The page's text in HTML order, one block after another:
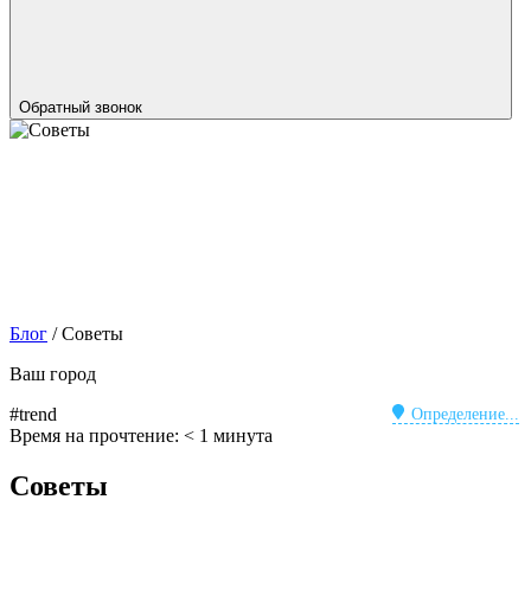
Обратный звонок
Блог /Советы
Ваш город
Определение...
#trend
Время на прочтение: < 1 минута
Советы